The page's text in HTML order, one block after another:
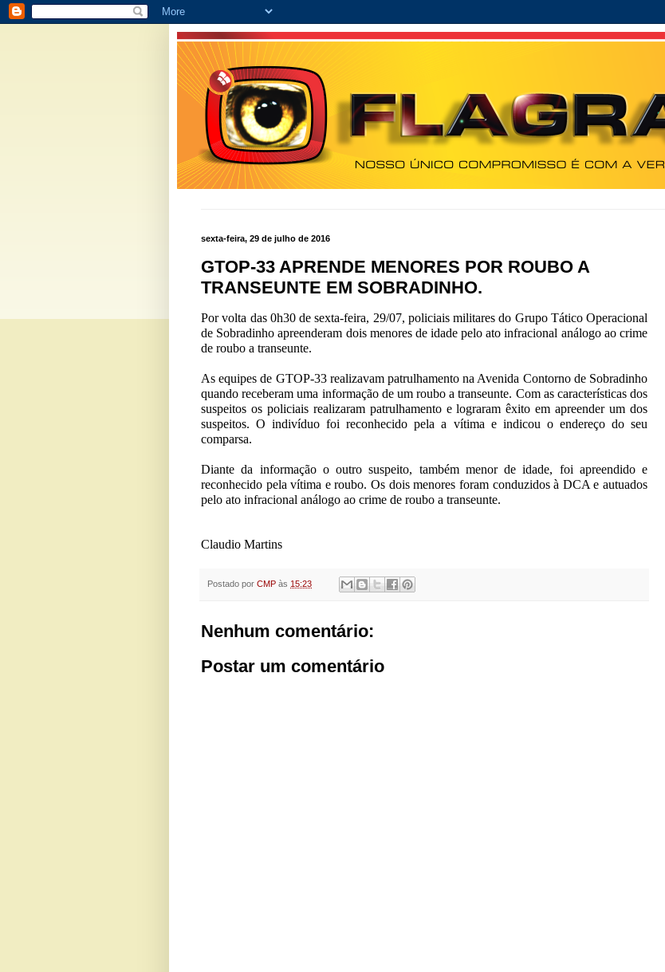
sexta-feira, 29 de julho de 2016
GTOP-33 APRENDE MENORES POR ROUBO A
TRANSEUNTE EM SOBRADINHO.
Por volta das 0h30 de sexta-feira, 29/07, policiais militares do Grupo Tático Operacional
de Sobradinho apreenderam dois menores de idade pelo ato infracional análogo ao crime
de roubo a transeunte.
As equipes de GTOP-33 realizavam patrulhamento na Avenida Contorno de Sobradinho
quando receberam uma informação de um roubo a transeunte. Com as características dos
suspeitos os policiais realizaram patrulhamento e lograram êxito em apreender um dos
suspeitos. O indivíduo foi reconhecido pela a vítima e indicou o endereço do seu
comparsa.
Diante da informação o outro suspeito, também menor de idade, foi apreendido e
reconhecido pela vítima e roubo. Os dois menores foram conduzidos à DCA e autuados
pelo ato infracional análogo ao crime de roubo a transeunte.
Claudio Martins
Postado por CMP às 15:23
Nenhum comentário:
Postar um comentário